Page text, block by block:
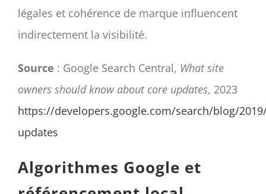
légales et cohérence de marque influencent
indirectement la visibilité.
Source : Google Search Central, What site
owners should know about core updates, 2023
https://developers.google.com/search/blog/
updates
Algorithmes Google et